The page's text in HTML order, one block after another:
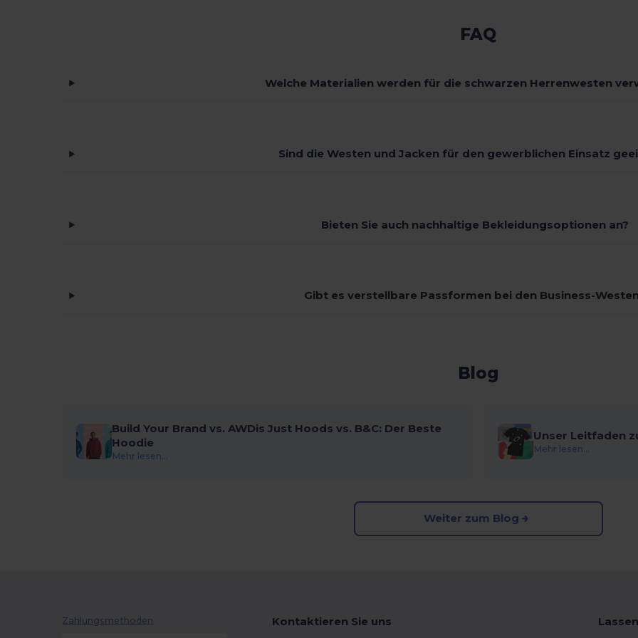
FAQ
Welche Materialien werden für die schwarzen Herrenwesten
Sind die Westen und Jacken für den gewerblichen Einsatz
Bieten Sie auch nachhaltige Bekleidungsoptionen an?
Gibt es verstellbare Passformen bei den Business-
Blog
Build Your Brand vs. AWDis Just Hoods vs. B&C: Der Beste
Hoodie
Mehr lesen...
Unser Leitfaden
Mehr lesen...
Weiter zum Blog
Zahlungsmethoden Kontaktieren Sie uns